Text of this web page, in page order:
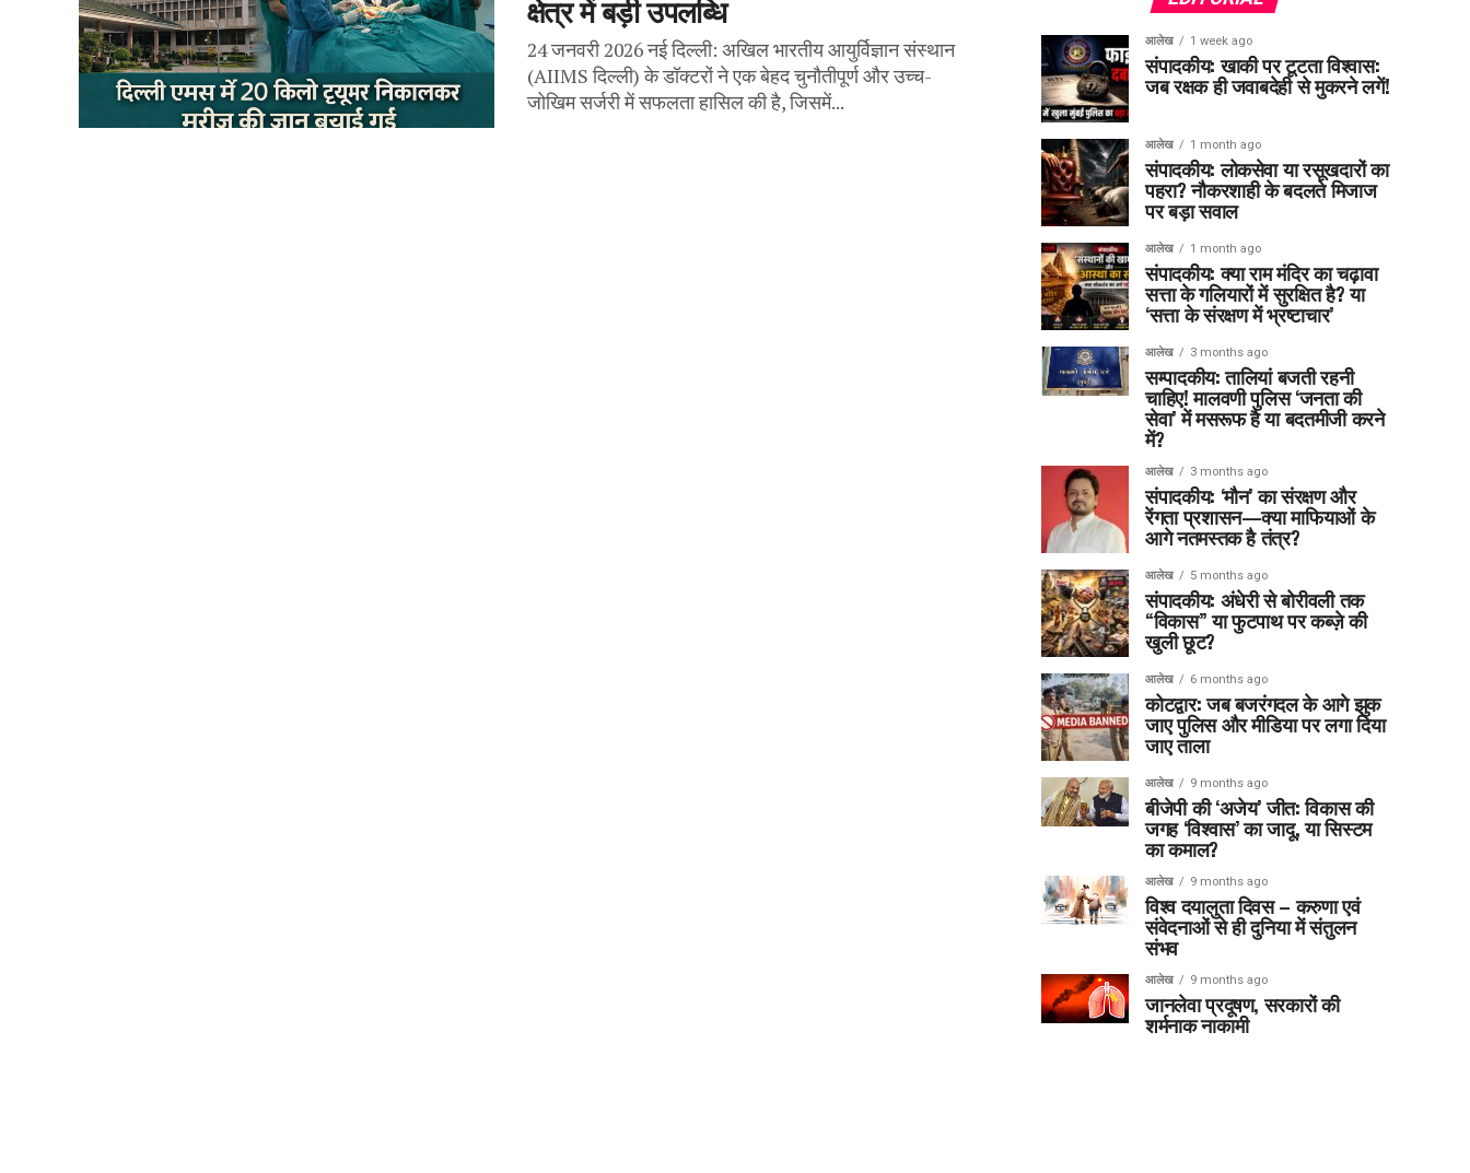
क्षेत्र में बड़ी उपलब्धि
24 जनवरी 2026 नई दिल्ली: अखिल भारतीय आयुर्विज्ञान संस्थान
(AIIMS दिल्ली) के डॉक्टरों ने एक बेहद चुनौतीपूर्ण और उच्च-
जोखिम सर्जरी में सफलता हासिल की है, जिसमें...
आलेख 1 week ago
संपादकीय: खाकी पर टूटता विश्वास:
जब रक्षक ही जवाबदेही से मुकरने लगें!
आलेख 1 month ago
संपादकीय: लोकसेवा या रसूखदारों का
पहरा? नौकरशाही के बदलते मिजाज
पर बड़ा सवाल
आलेख 1 month ago
संपादकीय: क्या राम मंदिर का चढ़ावा
सत्ता के गलियारों में सुरक्षित है? या
‘सत्ता के संरक्षण में भ्रष्टाचार’
आलेख 3 months ago
सम्पादकीय: तालियां बजती रहनी
चाहिए! मालवणी पुलिस ‘जनता की
सेवा’ में मसरूफ है या बदतमीजी करने
में?
आलेख 3 months ago
संपादकीय: ‘मौन’ का संरक्षण और
रेंगता प्रशासन—क्या माफियाओं के
आगे नतमस्तक है तंत्र?
आलेख 5 months ago
संपादकीय: अंधेरी से बोरीवली तक
“विकास” या फुटपाथ पर कब्ज़े की
खुली छूट?
आलेख 6 months ago
कोटद्वार: जब बजरंगदल के आगे झुक
जाए पुलिस और मीडिया पर लगा दिया
जाए ताला
आलेख 9 months ago
बीजेपी की ‘अजेय’ जीत: विकास की
जगह ‘विश्वास’ का जादू, या सिस्टम
का कमाल?
आलेख 9 months ago
विश्व दयालुता दिवस – करुणा एवं
संवेदनाओं से ही दुनिया में संतुलन
संभव
आलेख 9 months ago
जानलेवा प्रदूषण, सरकारों की
शर्मनाक नाकामी